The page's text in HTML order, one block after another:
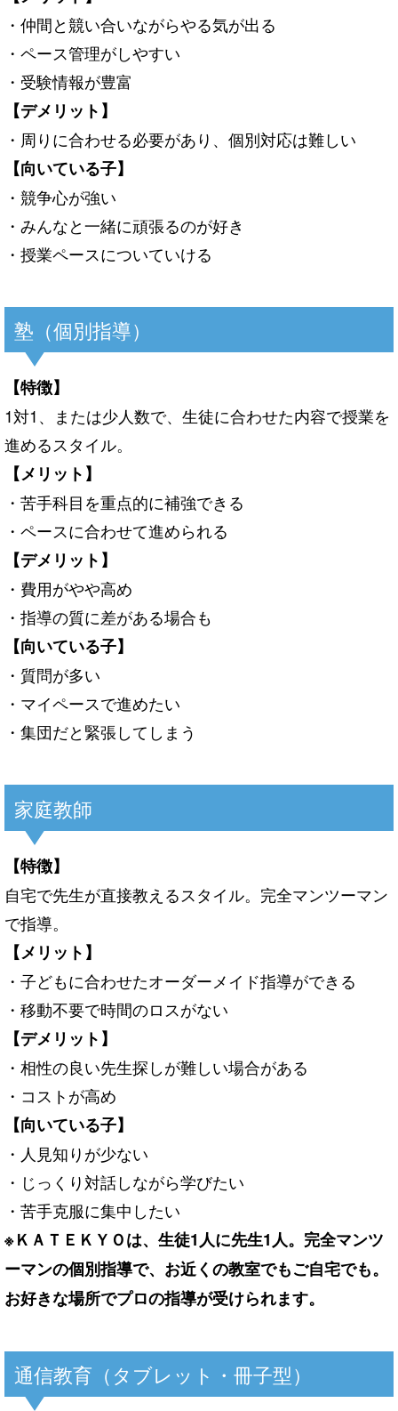
・仲間と競い合いながらやる気が出る
・ペース管理がしやすい
・受験情報が豊富
【デメリット】
・周りに合わせる必要があり、個別対応は難しい
【向いている子】
・競争心が強い
・みんなと一緒に頑張るのが好き
・授業ペースについていける
塾（個別指導）
【特徴】
1対1、または少人数で、生徒に合わせた内容で授業を
進めるスタイル。
【メリット】
・苦手科目を重点的に補強できる
・ペースに合わせて進められる
【デメリット】
・費用がやや高め
・指導の質に差がある場合も
【向いている子】
・質問が多い
・マイペースで進めたい
・集団だと緊張してしまう
家庭教師
【特徴】
自宅で先生が直接教えるスタイル。完全マンツーマン
で指導。
【メリット】
・子どもに合わせたオーダーメイド指導ができる
・移動不要で時間のロスがない
【デメリット】
・相性の良い先生探しが難しい場合がある
・コストが高め
【向いている子】
・人見知りが少ない
・じっくり対話しながら学びたい
・苦手克服に集中したい
※ＫＡＴＥＫＹＯは、生徒1人に先生1人。完全マンツ
ーマンの個別指導で、お近くの教室でもご自宅でも。
お好きな場所でプロの指導が受けられます。
通信教育（タブレット・冊子型）